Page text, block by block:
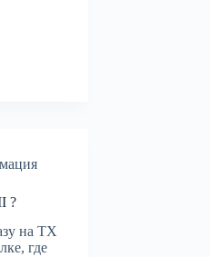
?
на TX
где